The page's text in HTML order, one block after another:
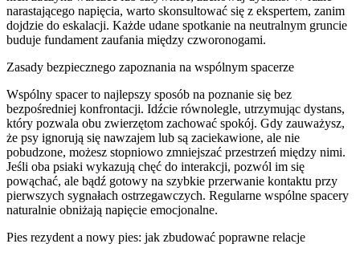
narastającego napięcia, warto skonsultować się z ekspertem, zanim
dojdzie do eskalacji. Każde udane spotkanie na neutralnym gruncie
buduje fundament zaufania między czworonogami.
Zasady bezpiecznego zapoznania na wspólnym spacerze
Wspólny spacer to najlepszy sposób na poznanie się bez
bezpośredniej konfrontacji. Idźcie równolegle, utrzymując dystans,
który pozwala obu zwierzętom zachować spokój. Gdy zauważysz,
że psy ignorują się nawzajem lub są zaciekawione, ale nie
pobudzone, możesz stopniowo zmniejszać przestrzeń między nimi.
Jeśli oba psiaki wykazują chęć do interakcji, pozwól im się
powąchać, ale bądź gotowy na szybkie przerwanie kontaktu przy
pierwszych sygnałach ostrzegawczych. Regularne wspólne spacery
naturalnie obniżają napięcie emocjonalne.
Pies rezydent a nowy pies: jak zbudować poprawne relacje